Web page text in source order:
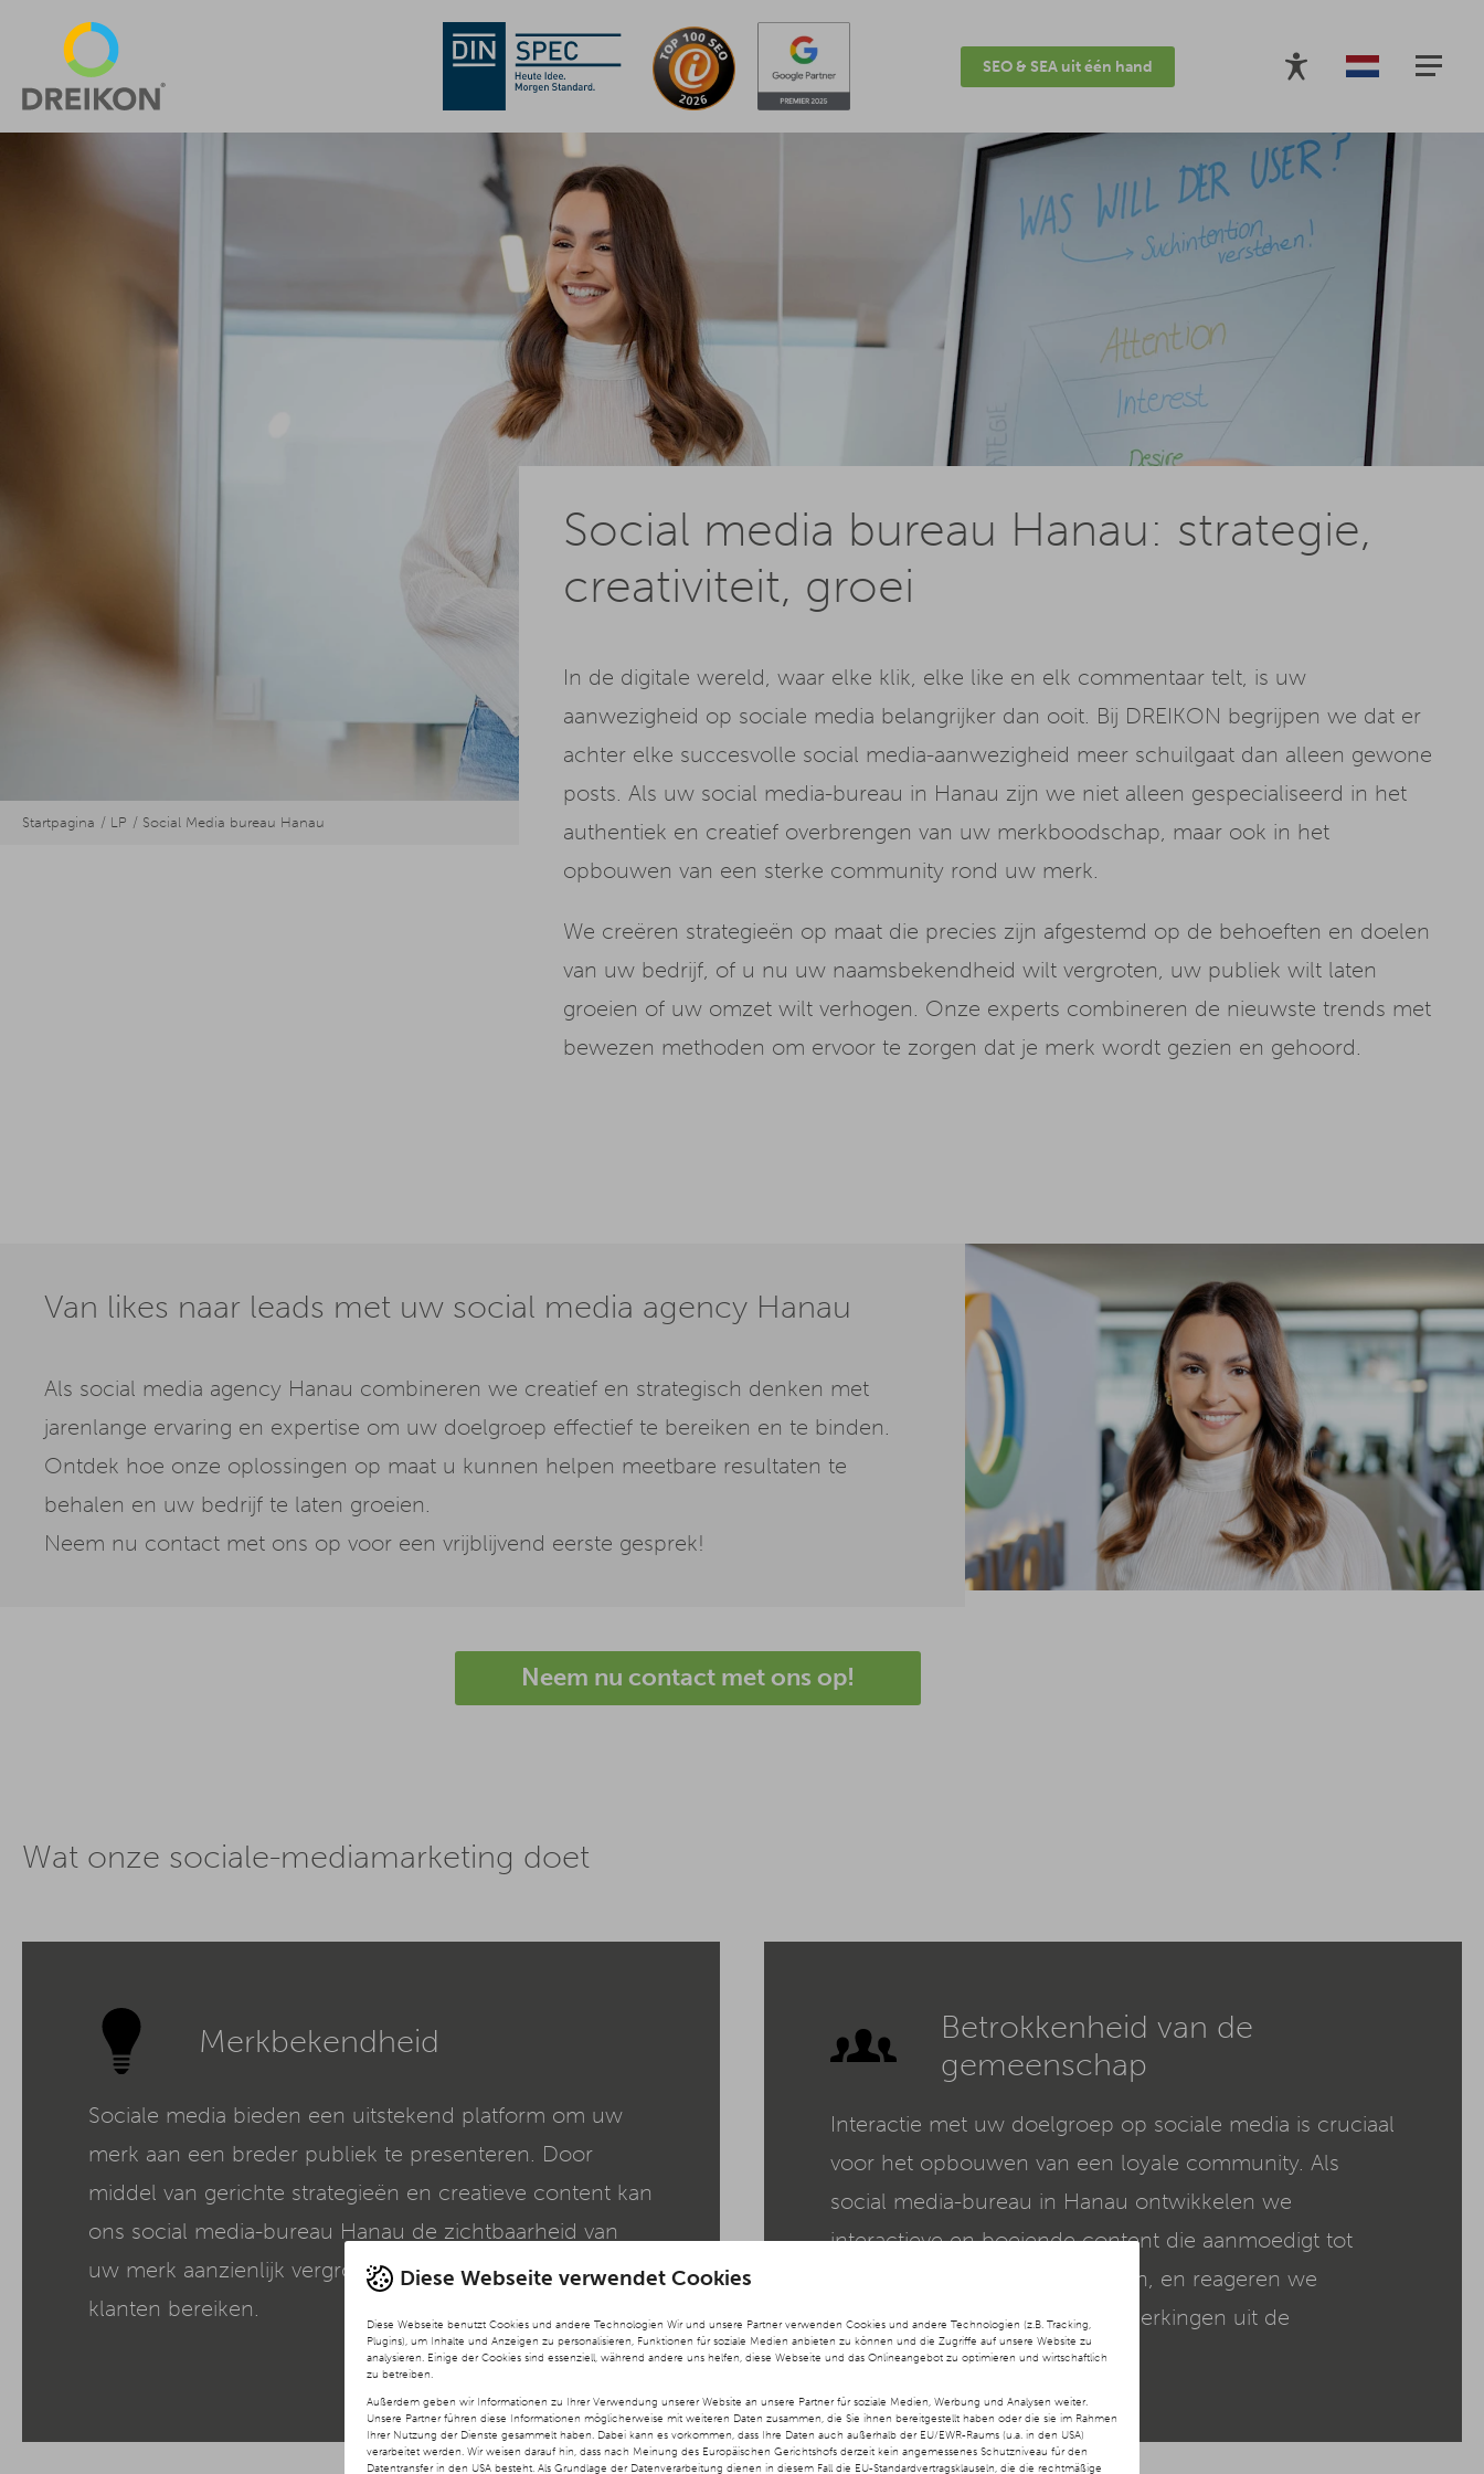
Diese Webseite verwendet Cookies
Diese Webseite benutzt Cookies und andere Technologien Wir und unsere Partner verwenden Cookies und andere Technologien (z.B. Tracking,
Plugins), um Inhalte und Anzeigen zu personalisieren, Funktionen für soziale Medien anbieten zu können und die Zugriffe auf unsere Website zu
analysieren. Einige der Cookies sind essenziell, während andere uns helfen, diese Webseite und das Onlineangebot zu optimieren und wirtschaftlich
zu betreiben.
Außerdem geben wir Informationen zu Ihrer Verwendung unserer Website an unsere Partner für soziale Medien, Werbung und Analysen weiter.
Unsere Partner führen diese Informationen möglicherweise mit weiteren Daten zusammen, die Sie ihnen bereitgestellt haben oder die sie im Rahmen
Ihrer Nutzung der Dienste gesammelt haben. Dabei kann es vorkommen, dass Ihre Daten auch außerhalb der EU/EWR-Raums (u.a. in den USA)
verarbeitet werden. Wir weisen darauf hin, dass nach Meinung des Europäischen Gerichtshofs derzeit kein angemessenes Schutzniveau für den
Datentransfer in den USA besteht. Als Grundlage der Datenverarbeitung dienen in diesem Fall die EU-Standardvertragsklauseln, die die rechtmäßige
SEO & SEA uit één hand
Startpagina LP Social Media bureau Hanau
Social media bureau Hanau: strategie,
creativiteit, groei
In de digitale wereld, waar elke klik, elke like en elk commentaar telt, is uw
aanwezigheid op sociale media belangrijker dan ooit. Bij DREIKON begrijpen we dat er
achter elke succesvolle social media-aanwezigheid meer schuilgaat dan alleen gewone
posts. Als uw social media-bureau in Hanau zijn we niet alleen gespecialiseerd in het
authentiek en creatief overbrengen van uw merkboodschap, maar ook in het
opbouwen van een sterke community rond uw merk.
We creëren strategieën op maat die precies zijn afgestemd op de behoeften en doelen
van uw bedrijf, of u nu uw naamsbekendheid wilt vergroten, uw publiek wilt laten
groeien of uw omzet wilt verhogen. Onze experts combineren de nieuwste trends met
bewezen methoden om ervoor te zorgen dat je merk wordt gezien en gehoord.
Van likes naar leads met uw social media agency Hanau
Als social media agency Hanau combineren we creatief en strategisch denken met
jarenlange ervaring en expertise om uw doelgroep effectief te bereiken en te binden.
Ontdek hoe onze oplossingen op maat u kunnen helpen meetbare resultaten te
behalen en uw bedrijf te laten groeien.
Neem nu contact met ons op voor een vrijblijvend eerste gesprek!
Neem nu contact met ons op!
Wat onze sociale-mediamarketing doet
Merkbekendheid
Sociale media bieden een uitstekend platform om uw
merk aan een breder publiek te presenteren. Door
middel van gerichte strategieën en creatieve content kan
ons social media-bureau Hanau de zichtbaarheid van
uw merk aanzienlijk vergroten en zo meer potentiële
klanten bereiken.
Betrokkenheid van de
gemeenschap
Interactie met uw doelgroep op sociale media is cruciaal
voor het opbouwen van een loyale community. Als
social media-bureau in Hanau ontwikkelen we
interactieve en boeiende content die aanmoedigt tot
reageren, delen en discussiëren, en reageren we
desgewenst op vragen en opmerkingen uit de
community.